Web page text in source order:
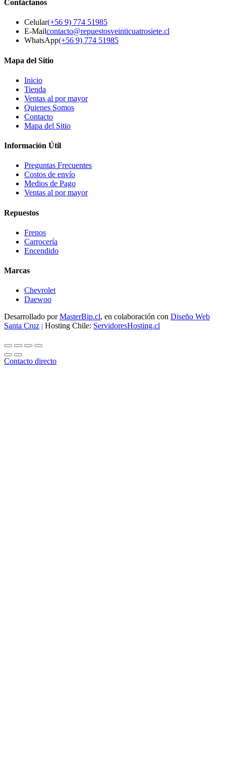
Contáctanos
Celular(+56 9) 774 51985
E-Mailcontacto@repuestosveinticuatrosiete.cl
WhatsApp(+56 9) 774 51985
Mapa del Sitio
Inicio
Tienda
Ventas al por mayor
Quienes Somos
Contacto
Mapa del Sitio
Información Útil
Preguntas Frecuentes
Costos de envío
Medios de Pago
Ventas al por mayor
Repuestos
Frenos
Carrocería
Encendido
Marcas
Chevrolet
Daewoo
Desarrollado porMasterBip.cl, en colaboración con Diseño Web
Santa Cruz | Hosting Chile: ServidoresHosting.cl
Contacto directo